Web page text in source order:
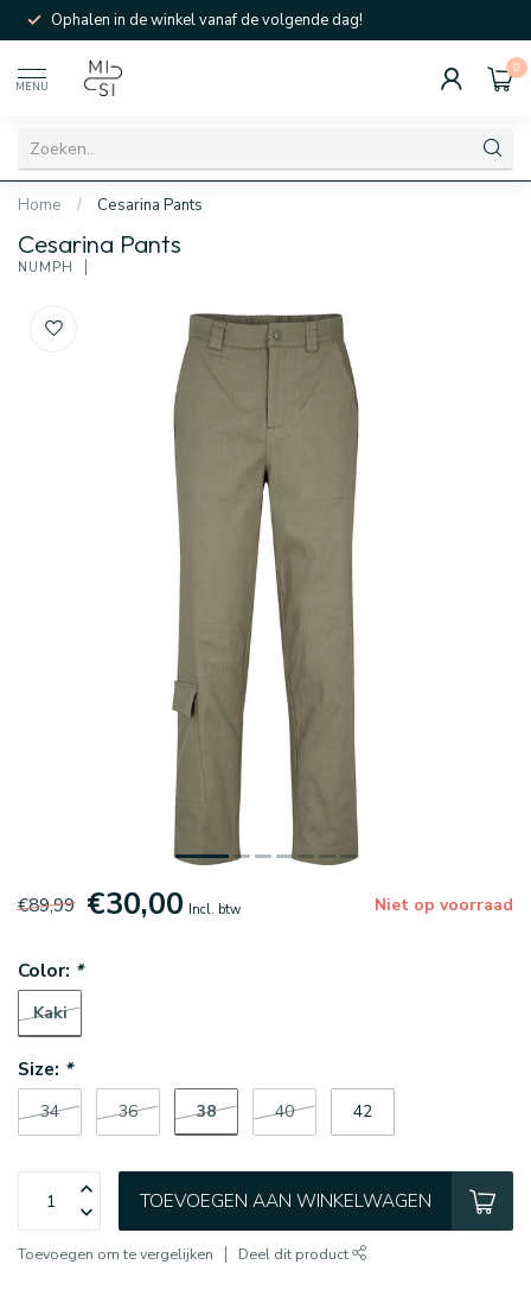
Ophalen in de winkel vanaf de volgende dag!
MENU
0
Home / Cesarina Pants
Cesarina Pants
NÜMPH
€89,99 €30,00 Incl. btw Niet op voorraad
Color: *
Kaki
Size: *
34 36 38 40 42
TOEVOEGEN AAN WINKELWAGEN
Toevoegen om te vergelijken Deel dit product